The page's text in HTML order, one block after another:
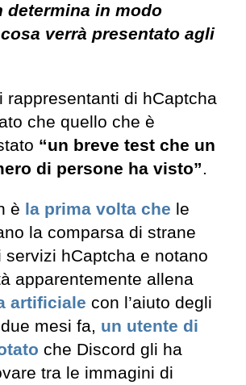
determina in modo
verrà presentato agli
rappresentanti di hCaptcha
che quello che è
“un breve test che un
di persone ha visto”.
è la prima volta che le
la comparsa di strane
servizi hCaptcha e notano
apparentemente allena
artificiale con l’aiuto degli
mesi fa, un utente di
che Discord gli ha
tra le immagini di